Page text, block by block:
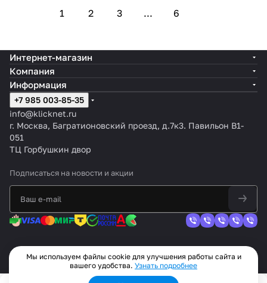
1 2 3 ... 6
Интернет-магазин
Компания
Информация
+7 985 003-85-35
info@klicknet.ru
г. Москва, Багратионовский проезд, д.7к3. Павильон B1-
051
ТЦ Горбушкин двор
Подписаться на новости и акции
© 2026 KLICKNET - Интернет-магазин оригинальной техники
Конфиденциальность
Мы используем файлы cookie для улучшения работы сайта и
вашего удобства. Узнать подробнее